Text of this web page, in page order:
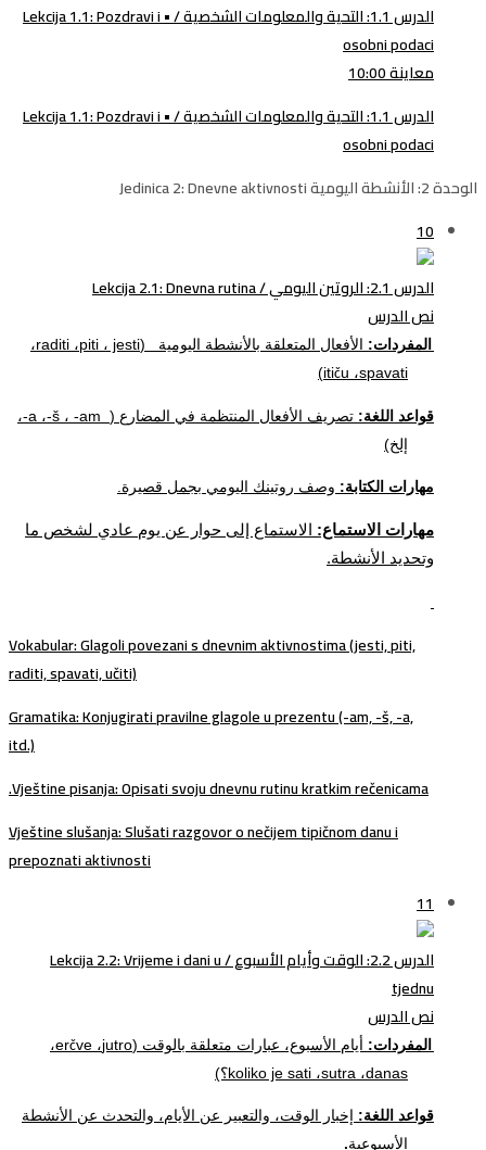
الدرس 1.1: التحية والمعلومات الشخصية / • Lekcija 1.1: Pozdravi i
osobni podaci
معاينة10:00
الدرس 1.1: التحية والمعلومات الشخصية / • Lekcija 1.1: Pozdravi i
osobni podaci
الوحدة 2: الأنشطة اليومية Jedinica 2: Dnevne aktivnosti
10
الدرس 2.1: الروتين اليومي / Lekcija 2.1: Dnevna rutina
نص الدرس
المفردات: الأفعال المتعلقة بالأنشطة اليومية (
jesti ، piti، raditi،
spavati، u
č
iti
)
قواعد اللغة: تصريف الأفعال المنتظمة في المضارع (
-am ، -š، -a،
إلخ)
مهارات الكتابة: وصف روتينك اليومي بجمل قصيرة
مهارات الاستماع:
الاستماع إلى حوار عن يوم عادي لشخص ما
وتحديد الأنشطة.
Vokabular: Glagoli povezani s dnevnim aktivnostima (jesti, piti,
raditi, spavati, učiti)
Gramatika: Konjugirati pravilne glagole u prezentu (-am, -š, -a,
itd.)
Vještine pisanja: Opisati svoju dnevnu rutinu kratkim rečenicama.
Vještine slušanja: Slušati razgovor o nečijem tipičnom danu i
prepoznati aktivnosti
11
الدرس 2.2: الوقت وأيام الأسبوع / Lekcija 2.2: Vrijeme i dani u
tjednu
نص الدرس
المفردات: أيام الأسبوع، عبارات متعلقة بالوقت (jutro، ve
č
er،
danas، sutra، koliko je sati؟)
قواعد اللغة: إخبار الوقت، والتعبير عن الأيام، والتحدث عن الأنشطة
الأسبوعية.